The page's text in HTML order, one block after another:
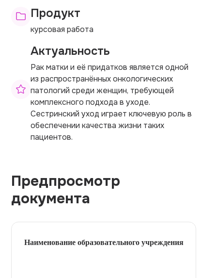
Продукт
курсовая работа
Актуальность
Рак матки и её придатков является одной
из распространённых онкологических
патологий среди женщин, требующей
комплексного подхода в уходе.
Сестринский уход играет ключевую роль в
обеспечении качества жизни таких
пациентов.
Предпросмотр
документа
Наименование образовательного учреждения